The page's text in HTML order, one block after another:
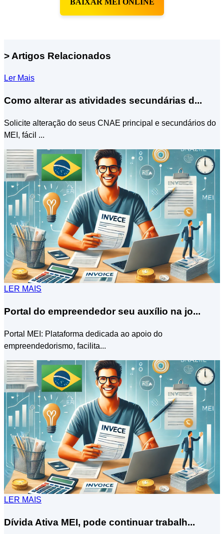
BAIXAR MEI ONLINE
> Artigos Relacionados
Ler Mais
Como alterar as atividades secundárias d...
Solicite alteração do seus CNAE principal e secundários do
MEI, fácil ...
LER MAIS
Portal do empreendedor seu auxílio na jo...
Portal MEI: Plataforma dedicada ao apoio do
empreendedorismo, facilita...
LER MAIS
Dívida Ativa MEI, pode continuar trabalh...